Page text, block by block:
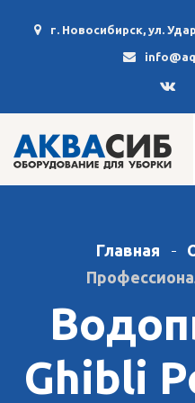
г. Новосибирск, ул.
Главная
Ghibli